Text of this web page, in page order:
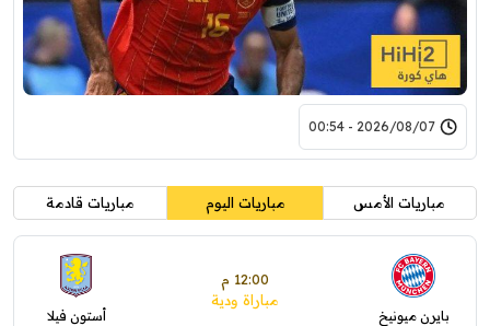
2026/08/07 - 00:54
مباريات الأمس مباريات اليوم مباريات قادمة
بايرن ميونيخ
12:00 م
مباراة ودية
أستون فيلا